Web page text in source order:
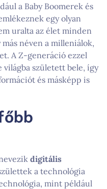
a Baby Boomerek és
egy olyan
uralta az élet minden
néven a milleniálok,
A Z-generáció ezzel
világba született bele, így
és másképp is
digitális
a technológia
mint például